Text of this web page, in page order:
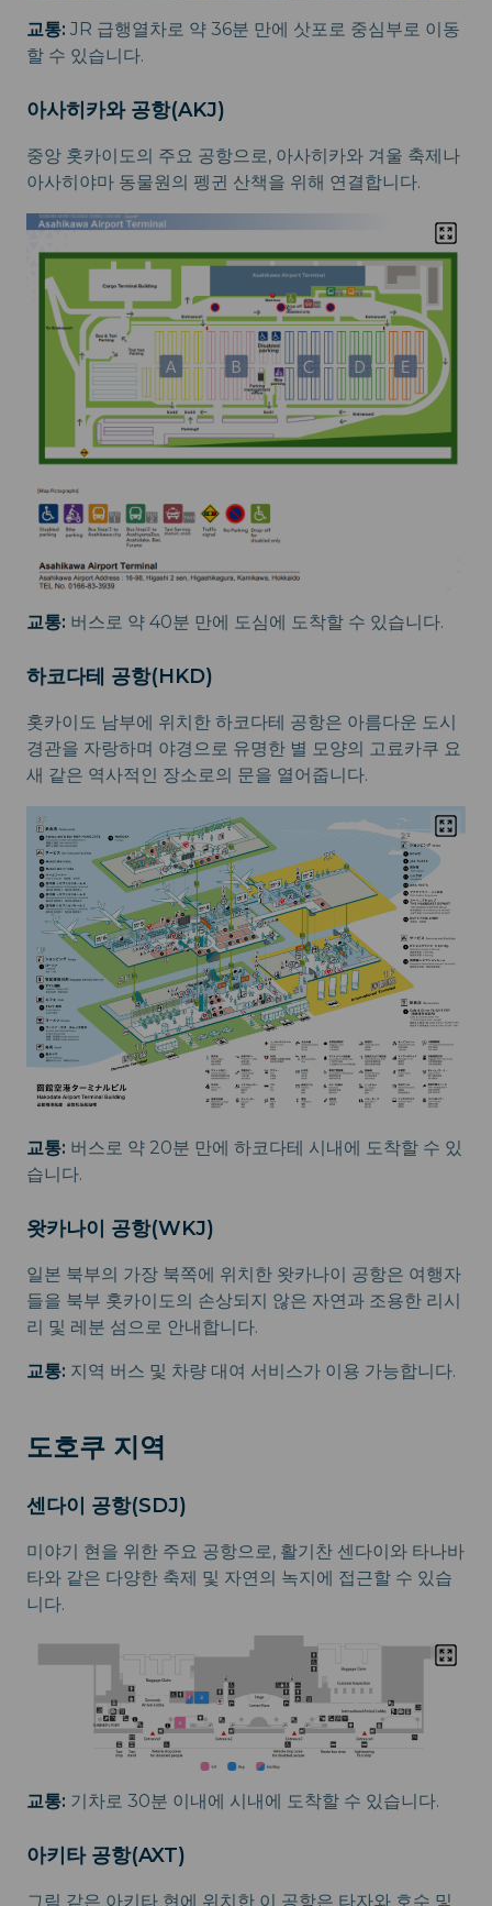
교통: JR 급행열차로 약 36분 만에 삿포로 중심부로 이동
할 수 있습니다.
아사히카와 공항(AKJ)
중앙 홋카이도의 주요 공항으로, 아사히카와 겨울 축제나
아사히야마 동물원의 펭귄 산책을 위해 연결합니다.
교통: 버스로 약 40분 만에 도심에 도착할 수 있습니다.
하코다테 공항(HKD)
홋카이도 남부에 위치한 하코다테 공항은 아름다운 도시
경관을 자랑하며 야경으로 유명한 별 모양의 고료카쿠 요
새 같은 역사적인 장소로의 문을 열어줍니다.
교통: 버스로 약 20분 만에 하코다테 시내에 도착할 수 있
습니다.
왓카나이 공항(WKJ)
일본 북부의 가장 북쪽에 위치한 왓카나이 공항은 여행자
들을 북부 홋카이도의 손상되지 않은 자연과 조용한 리시
리 및 레분 섬으로 안내합니다.
교통: 지역 버스 및 차량 대여 서비스가 이용 가능합니다.
도호쿠 지역
센다이 공항(SDJ)
미야기 현을 위한 주요 공항으로, 활기찬 센다이와 타나바
타와 같은 다양한 축제 및 자연의 녹지에 접근할 수 있습
니다.
교통: 기차로 30분 이내에 시내에 도착할 수 있습니다.
아키타 공항(AXT)
그림 같은 아키타 현에 위치한 이 공항은 타자와 호수 및